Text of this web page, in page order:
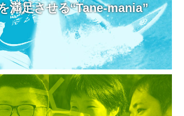
満足させる“Tane-mania”